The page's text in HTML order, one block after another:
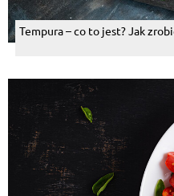
Tempura – co to jest? Jak